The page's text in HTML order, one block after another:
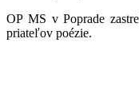
OP MS v Poprade
priateľov poézie.